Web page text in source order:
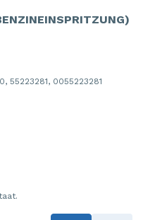
55223281, 0055223281